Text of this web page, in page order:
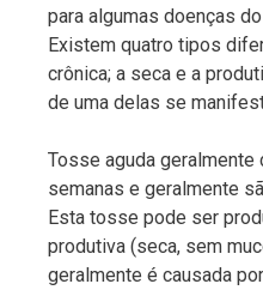
para algumas doenças
Existem quatro tipos
crônica; a seca e a
de uma delas se
Tosse aguda geralmente
semanas e geralmente
Esta tosse pode ser
produtiva (seca, sem
geralmente é causada